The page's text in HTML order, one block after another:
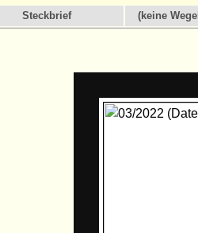
Steckbrief (keine